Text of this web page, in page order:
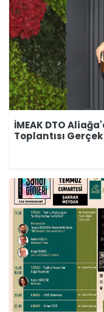
İMEAK DTO
Toplantısı